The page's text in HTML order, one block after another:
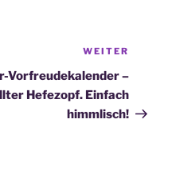
Beitrag
WEITER
Vorfreudekalender –
Hefezopf. Einfach
himmlisch!